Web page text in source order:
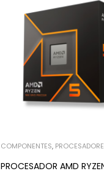
COMPONENTES,
PROCESADOR AMD